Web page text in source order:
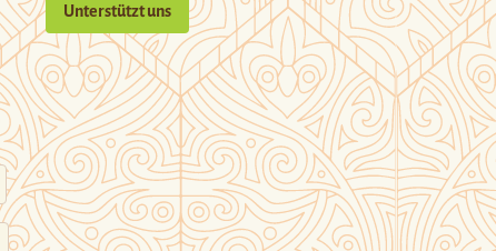
Unterstützt uns